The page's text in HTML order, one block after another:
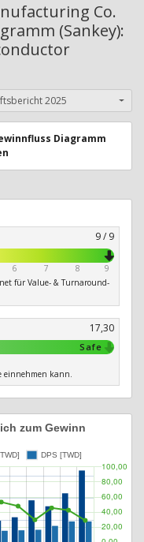
Co.
(Sankey):
2025
Diagramm
9 / 9
6 7 8
9
für Value- & Turnaround-
17,30
Safe
einnehmen kann.